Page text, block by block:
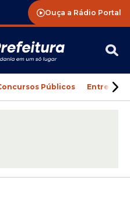
Ouça a Rádio Portal
Públicos